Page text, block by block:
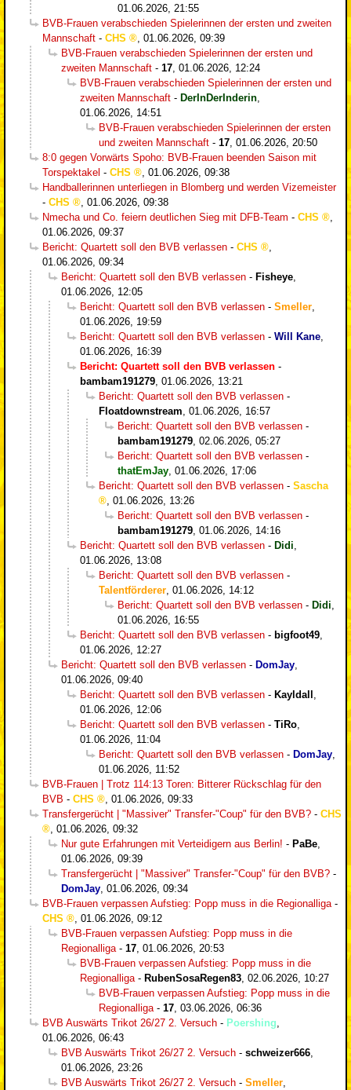
01.06.2026, 21:55
BVB-Frauen verabschieden Spielerinnen der ersten und zweiten
Mannschaft - CHS
01.06.2026, 09:39
BVB-Frauen verabschieden Spielerinnen der ersten und
zweiten Mannschaft - 17 01.06.2026, 12:24
BVB-Frauen verabschieden Spielerinnen der ersten und
zweiten Mannschaft - DerInDerInderin
01.06.2026, 14:51
BVB-Frauen verabschieden Spielerinnen der ersten
und zweiten Mannschaft - 17 01.06.2026, 20:50
8:0 gegen Vorwärts Spoho: BVB-Frauen beenden Saison mit
Torspektakel - CHS
01.06.2026, 09:38
Handballerinnen unterliegen in Blomberg und werden Vizemeister
- CHS
01.06.2026, 09:38
Nmecha und Co. feiern deutlichen Sieg mit DFB-Team - CHS
01.06.2026, 09:37
Bericht: Quartett soll den BVB verlassen - CHS
01.06.2026, 09:34
Bericht: Quartett soll den BVB verlassen - Fisheye
01.06.2026, 12:05
Bericht: Quartett soll den BVB verlassen - Smeller
01.06.2026, 19:59
Bericht: Quartett soll den BVB verlassen - Will Kane
01.06.2026, 16:39
Bericht: Quartett soll den BVB verlassen -
bambam191279 01.06.2026, 13:21
Bericht: Quartett soll den BVB verlassen -
Floatdownstream 01.06.2026, 16:57
Bericht: Quartett soll den BVB verlassen -
bambam191279 02.06.2026, 05:27
Bericht: Quartett soll den BVB verlassen -
thatEmJay 01.06.2026, 17:06
Bericht: Quartett soll den BVB verlassen - Sascha
01.06.2026, 13:26
Bericht: Quartett soll den BVB verlassen -
bambam191279 01.06.2026, 14:16
Bericht: Quartett soll den BVB verlassen - Didi
01.06.2026, 13:08
Bericht: Quartett soll den BVB verlassen -
Talentförderer 01.06.2026, 14:12
Bericht: Quartett soll den BVB verlassen - Didi
01.06.2026, 16:55
Bericht: Quartett soll den BVB verlassen - bigfoot49
01.06.2026, 12:27
Bericht: Quartett soll den BVB verlassen - DomJay
01.06.2026, 09:40
Bericht: Quartett soll den BVB verlassen - Kayldall
01.06.2026, 12:06
Bericht: Quartett soll den BVB verlassen - TiRo
01.06.2026, 11:04
Bericht: Quartett soll den BVB verlassen - DomJay
01.06.2026, 11:52
BVB-Frauen | Trotz 114:13 Toren: Bitterer Rückschlag für den
BVB - CHS
01.06.2026, 09:33
Transfergerücht | "Massiver" Transfer-"Coup" für den BVB? - CHS
01.06.2026, 09:32
Nur gute Erfahrungen mit Verteidigern aus Berlin! - PaBe
01.06.2026, 09:39
Transfergerücht | "Massiver" Transfer-"Coup" für den BVB? -
DomJay 01.06.2026, 09:34
BVB-Frauen verpassen Aufstieg: Popp muss in die Regionalliga -
CHS
01.06.2026, 09:12
BVB-Frauen verpassen Aufstieg: Popp muss in die
Regionalliga - 17 01.06.2026, 20:53
BVB-Frauen verpassen Aufstieg: Popp muss in die
Regionalliga - RubenSosaRegen83 02.06.2026, 10:27
BVB-Frauen verpassen Aufstieg: Popp muss in die
Regionalliga - 17 03.06.2026, 06:36
BVB Auswärts Trikot 26/27 2. Versuch - Poershing
01.06.2026, 06:43
BVB Auswärts Trikot 26/27 2. Versuch - schweizer666
01.06.2026, 23:26
BVB Auswärts Trikot 26/27 2. Versuch - Smeller